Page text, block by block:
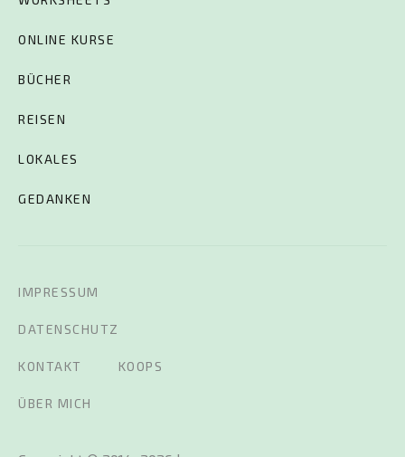
ONLINE KURSE
BÜCHER
REISEN
LOKALES
GEDANKEN
IMPRESSUM
DATENSCHUTZ
KONTAKT KOOPS
ÜBER MICH